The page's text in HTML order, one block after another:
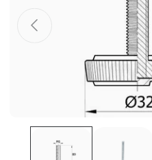
Пластиковые
Комплектующие для
Система выравнивания